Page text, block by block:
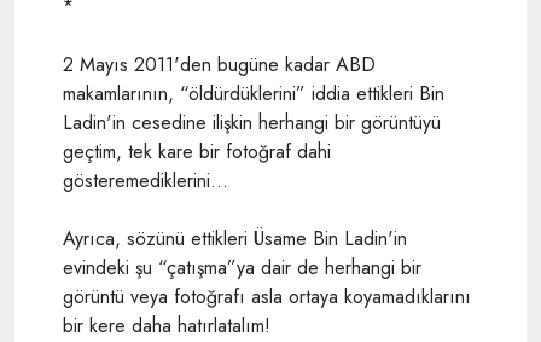
*
2 Mayıs 2011'den bugüne kadar ABD
makamlarının, “öldürdüklerini” iddia ettikleri Bin
Ladin'in cesedine ilişkin herhangi bir görüntüyü
geçtim, tek kare bir fotoğraf dahi
gösteremediklerini…
Ayrıca, sözünü ettikleri Üsame Bin Ladin'in
evindeki şu “çatışma”ya dair de herhangi bir
görüntü veya fotoğrafı asla ortaya koyamadıklarını
bir kere daha hatırlatalım!